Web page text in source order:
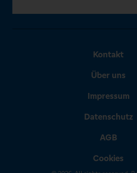
Kontakt
Über uns
Impressum
Datenschutz
AGB
Cookies